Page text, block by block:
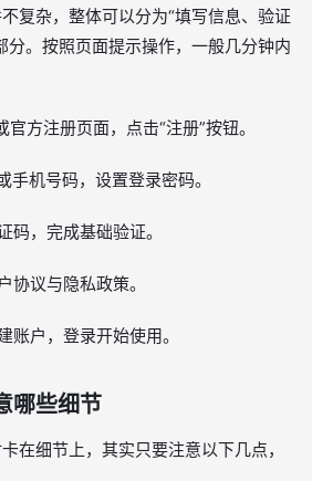
复杂，整体可以分为“填写信息、验证
分。按照页面提示操作，一般几分钟内
方注册页面，点击“注册”按钮。
手机号码，设置登录密码。
码，完成基础验证。
协议与隐私政策。
账户，登录开始使用。
哪些细节
在细节上，其实只要注意以下几点，